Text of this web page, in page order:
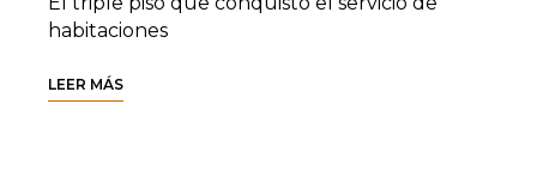
habitaciones
LEER MÁS